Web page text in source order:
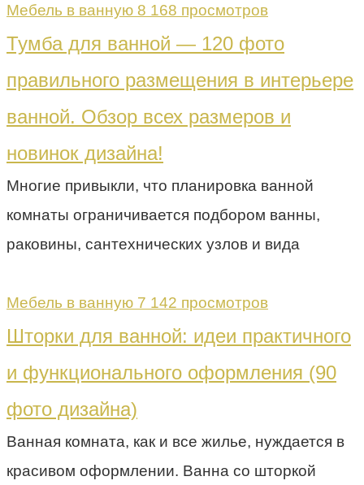
Мебель в ванную 8 168 просмотров
Тумба для ванной — 120 фото
правильного размещения в интерьере
ванной. Обзор всех размеров и
новинок дизайна!
Многие привыкли, что планировка ванной
комнаты ограничивается подбором ванны,
раковины, сантехнических узлов и вида
Мебель в ванную 7 142 просмотров
Шторки для ванной: идеи практичного
и функционального оформления (90
фото дизайна)
Ванная комната, как и все жилье, нуждается в
красивом оформлении. Ванна со шторкой